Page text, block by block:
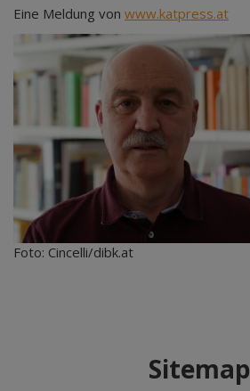
Eine Meldung von www.katpress.at
Foto: Cincelli/dibk.at
Sitemap